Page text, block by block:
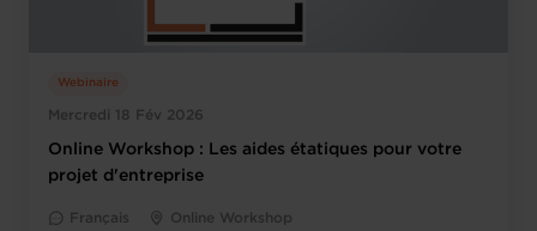
Mercredi 18 Fév 2026
Webinaire
Online Workshop : Les aides étatiques pour votre
projet d'entreprise
Français Online Workshop